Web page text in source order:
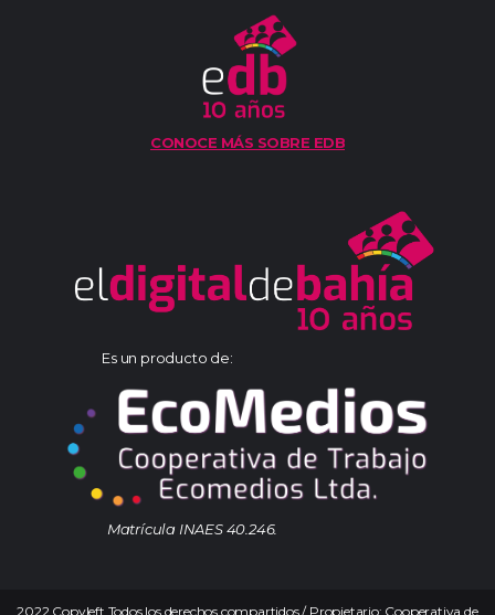
CONOCE MÁS SOBRE EDB
Es un producto de:
Matrícula INAES 40.246.
2022 Copyleft Todos los derechos compartidos / Propietario: Cooperativa de